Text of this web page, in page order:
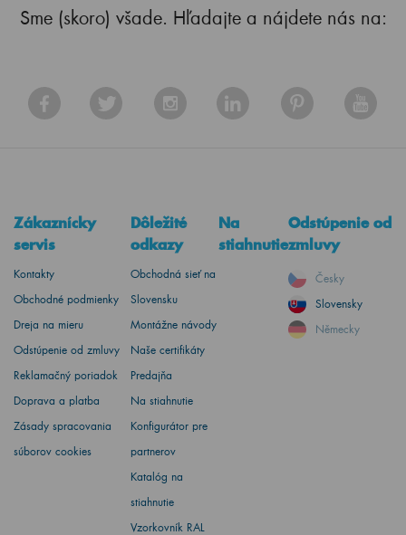
Sme (skoro) všade. Hľadajte a nájdete nás na:
Zákaznícky
servis
Kontakty
Obchodné podmienky
Dreja na mieru
Odstúpenie od zmluvy
Reklamačný poriadok
Doprava a platba
Zásady spracovania
súborov cookies
Dôležité
odkazy
Obchodná sieť na
Slovensku
Montážne návody
Naše certifikáty
Predajňa
Na stiahnutie
Konfigurátor pre
partnerov
Katalóg na
stiahnutie
Vzorkovník RAL
Na
stiahnutie
Odstúpenie od
zmluvy
Česky
Slovensky
Německy